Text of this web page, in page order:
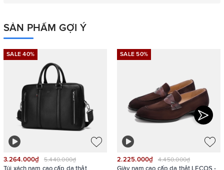
SẢN PHẨM GỢI Ý
SALE 40%
3.264.000₫ 5.440.000₫
Túi xách nam cao cấp da thật
SALE 50%
2.225.000₫ 4.450.000₫
Giày nam cao cấp da thật LECOS -